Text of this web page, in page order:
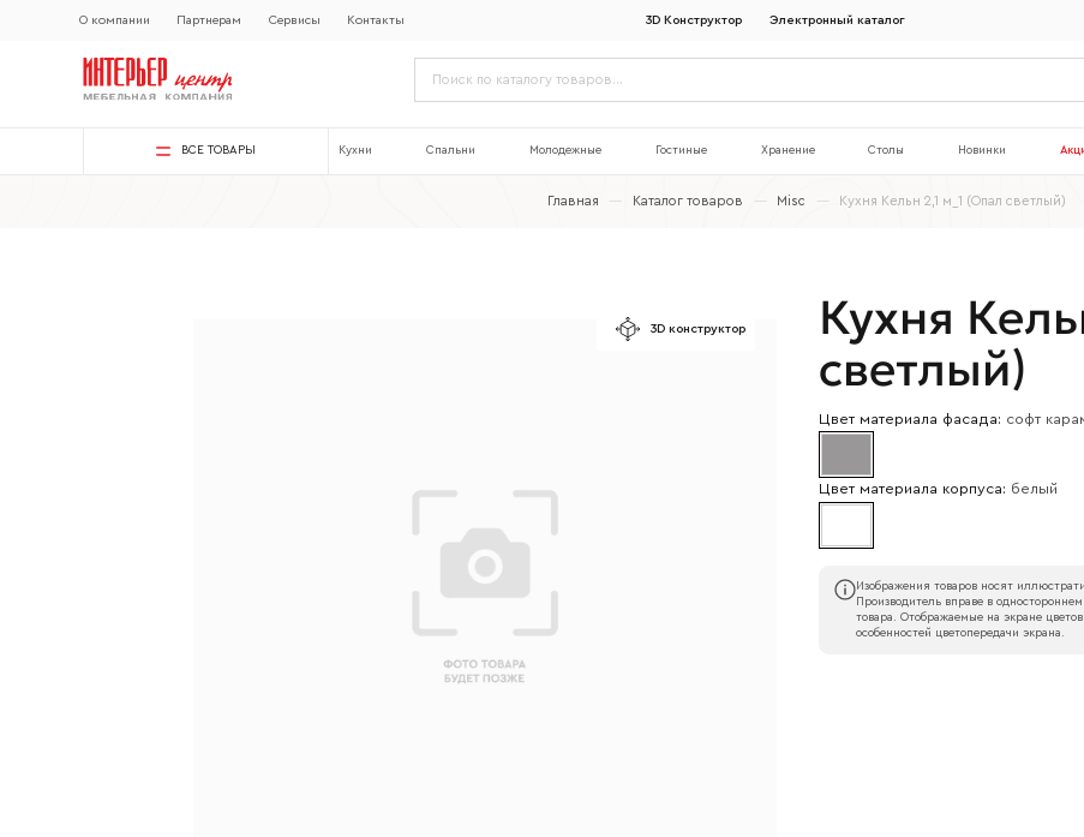
О компании Партнерам Сервисы Контакты 3D Конструктор Электронный каталог
ВСЕ ТОВАРЫ Кухни Спальни Молодежные Гостиные Хранение Столы Новинки
Главная — Каталог товаров — Misc — Кухня Кельн 2,1 м_1 (Опал светлый)
3D конструктор
Кухня
светлый)
Цвет материала фасада: софт
Цвет материала корпуса: белый
Изображения товаров носят
Производитель вправе в
товара. Отображаемые на экране
особенностей цветопередачи экрана.